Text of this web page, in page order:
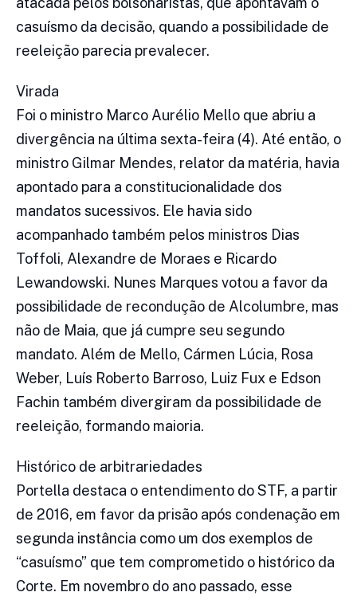
casuísmo da decisão, quando a possibilidade de
reeleição parecia prevalecer.
Virada
Foi o ministro Marco Aurélio Mello que abriu a
divergência na última sexta-feira (4). Até então, o
ministro Gilmar Mendes, relator da matéria, havia
apontado para a constitucionalidade dos
mandatos sucessivos. Ele havia sido
acompanhado também pelos ministros Dias
Toffoli, Alexandre de Moraes e Ricardo
Lewandowski. Nunes Marques votou a favor da
possibilidade de recondução de Alcolumbre, mas
não de Maia, que já cumpre seu segundo
mandato. Além de Mello, Cármen Lúcia, Rosa
Weber, Luís Roberto Barroso, Luiz Fux e Edson
Fachin também divergiram da possibilidade de
reeleição, formando maioria.
Histórico de arbitrariedades
Portella destaca o entendimento do STF, a partir
de 2016, em favor da prisão após condenação em
segunda instância como um dos exemplos de
“casuísmo” que tem comprometido o histórico da
Corte. Em novembro do ano passado, esse